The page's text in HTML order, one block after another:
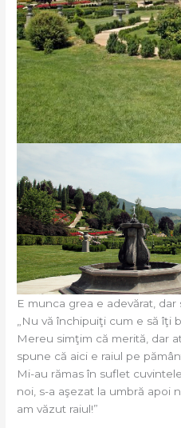
E munca grea e adevărat,
„Nu vă închipuiţi cum e să îţi
Mereu simţim că merită, dar
spune că aici e raiul pe
Mi-au rămas în suflet
noi, s-a aşezat la umbră apoi
am văzut raiul!”